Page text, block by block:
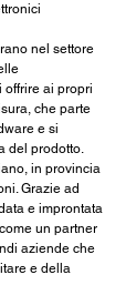
nel settore
offrire ai propri
che parte
e si
del prodotto.
in provincia
Grazie ad
e improntata
un partner
aziende che
e della